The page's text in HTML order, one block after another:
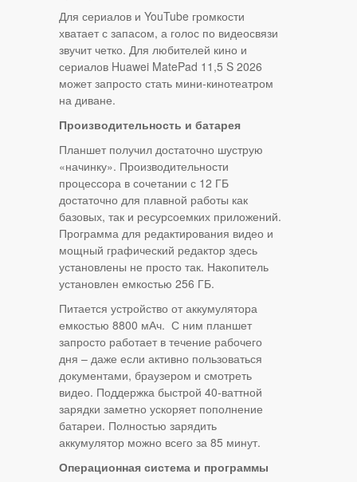
Для сериалов и YouTube громкости
хватает с запасом, а голос по видеосвязи
звучит четко. Для любителей кино и
сериалов Huawei MatePad 11,5 S 2026
может запросто стать мини-кинотеатром
на диване.
Производительность и батарея
Планшет получил достаточно шуструю
«начинку». Производительности
процессора в сочетании с 12 ГБ
достаточно для плавной работы как
базовых, так и ресурсоемких приложений.
Программа для редактирования видео и
мощный графический редактор здесь
установлены не просто так. Накопитель
установлен емкостью 256 ГБ.
Питается устройство от аккумулятора
емкостью 8800 мАч. С ним планшет
запросто работает в течение рабочего
дня – даже если активно пользоваться
документами, браузером и смотреть
видео. Поддержка быстрой 40‑ваттной
зарядки заметно ускоряет пополнение
батареи. Полностью зарядить
аккумулятор можно всего за 85 минут.
Операционная система и программы